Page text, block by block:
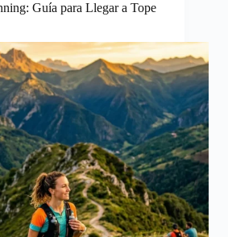
Guía para Llegar a Tope